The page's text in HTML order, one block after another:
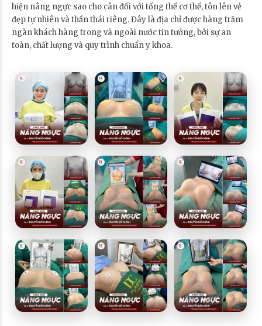
hiện nâng ngực sao cho cân đối với tổng thể cơ thể, tôn lên vẻ
đẹp tự nhiên và thần thái riêng. Đây là địa chỉ được hàng trăm
ngàn khách hàng trong và ngoài nước tin tưởng, bởi sự an
toàn, chất lượng và quy trình chuẩn y khoa.